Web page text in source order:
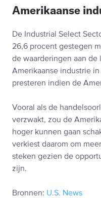
Amerikaanse
De Industrial Select
26,6 procent gestegen
de waarderingen aan de
Amerikaanse industrie
presteren indien de
Vooral als de
verzwakt, zou de
hoger kunnen gaan
verkiest daarom om
steken gezien de
zijn.
Bronnen: U.S. News